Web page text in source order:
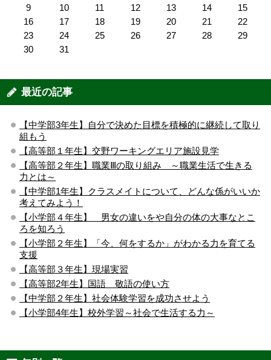
9
10 11 12 13 14
15
16
17 18 19 20 21
22
23
24 25 26 27 28
29
30
31
最近の記事
【中学部3年生】自分で決めた目標を積極的に継続して取り
組もう
【高等部１年生】交野ワーキングエリア施設見学
【高等部２年生】職業Ⅲの取り組み ～職業生活で生きる
力とは～
【中学部1年生】クラスメイトについて、どんな係がいいか
考えてみよう！
【小学部４年生】 男女の違いをや自分の体の大事なとこ
ろを知ろう
【小学部２年生】「今、何をするか」がわかる力を育てる
支援
【高等部３年生】現場実習
【高等部2年生】国語 敬語の使い方
【中学部２年生】社会体験学習を成功させよう
【小学部4年生】校外学習～社会で生活する力～